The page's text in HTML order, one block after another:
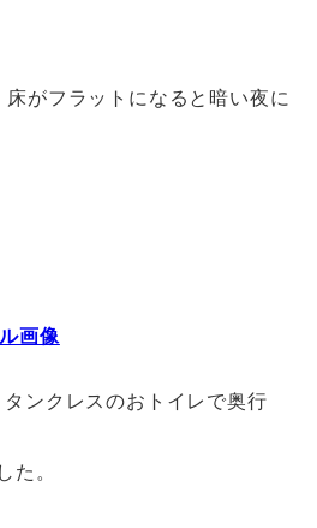
がフラットになると暗い夜に
タンクレスのおトイレで奥行
た。